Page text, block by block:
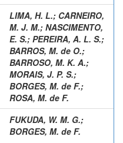
LIMA, H. L.; CARNEIRO,
M. J. M.; NASCIMENTO,
E. S.; PEREIRA, A. L. S.;
BARROS, M. de O.;
BARROSO, M. K. A.;
MORAIS, J. P. S.;
BORGES, M. de F.;
ROSA, M. de F.
FUKUDA, W. M. G.;
BORGES, M. de F.